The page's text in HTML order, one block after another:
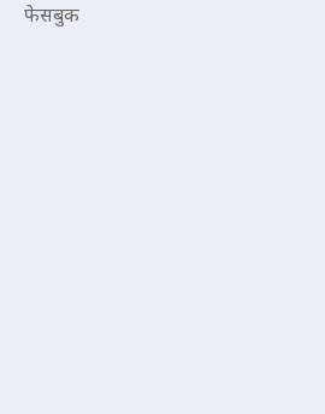
फेसबुक